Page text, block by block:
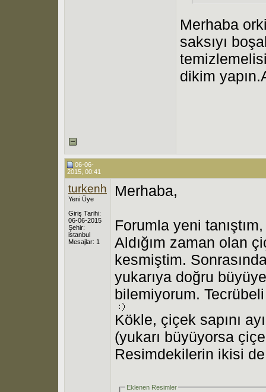
Merhaba
saksıyı
dikim
06-06-
2015, 00:41
turkenh
Yeni Üye
Giriş Tarihi:
06-06-2015
Şehir:
istanbul
Mesajlar: 1
Merhaba,
Forumla yeni
Aldığım zaman olan
kesmiştim.
yukarıya doğru
bilemiyorum.
Kökle, çiçek sapını
(yukarı büyüyorsa
Resimdekilerin ikisi de
Eklenen Resimler